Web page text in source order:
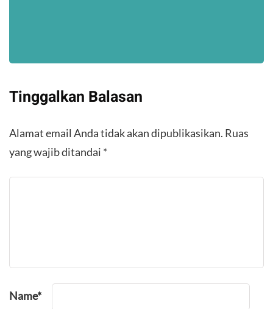
Tinggalkan Balasan
Alamat email Anda tidak akan dipublikasikan. Ruas
yang wajib ditandai *
Name*